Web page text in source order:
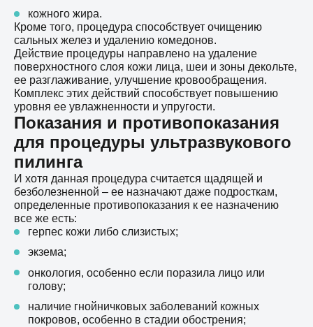
кожного жира.
Кроме того, процедура способствует очищению
сальных желез и удалению комедонов.
Действие процедуры направлено на удаление
поверхностного слоя кожи лица, шеи и зоны декольте,
ее разглаживание, улучшение кровообращения.
Комплекс этих действий способствует повышению
уровня ее увлажненности и упругости.
Показания и противопоказания
для процедуры ультразвукового
пилинга
И хотя данная процедура считается щадящей и
безболезненной – ее назначают даже подросткам,
определенные противопоказания к ее назначению
все же есть:
герпес кожи либо слизистых;
экзема;
онкология, особенно если поразила лицо или
голову;
наличие гнойничковых заболеваний кожных
покровов, особенно в стадии обострения;